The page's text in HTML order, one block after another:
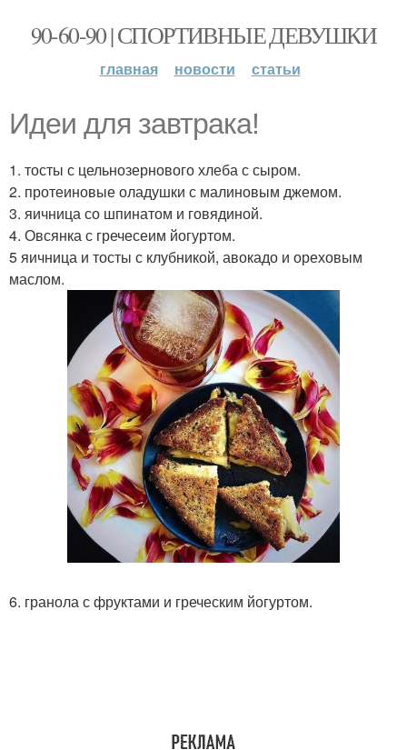
90-60-90 | СПОРТИВНЫЕ ДЕВУШКИ
главная новости статьи
Идеи для завтрака!
1. тосты с цельнозернового хлеба с сыром.
2. протеиновые оладушки с малиновым джемом.
3. яичница со шпинатом и говядиной.
4. Овсянка с гречесеим йогуртом.
5 яичница и тосты с клубникой, авокадо и ореховым
маслом.
6. гранола с фруктами и греческим йогуртом.